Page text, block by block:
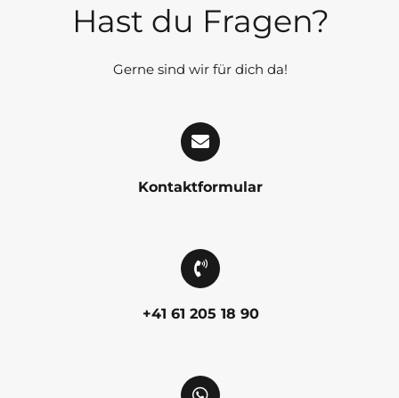
Hast du Fragen?
Gerne sind wir für dich da!
Kontaktformular
+41 61 205 18 90